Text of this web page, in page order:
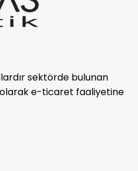
sektörde bulunan
e-ticaret faaliyetine